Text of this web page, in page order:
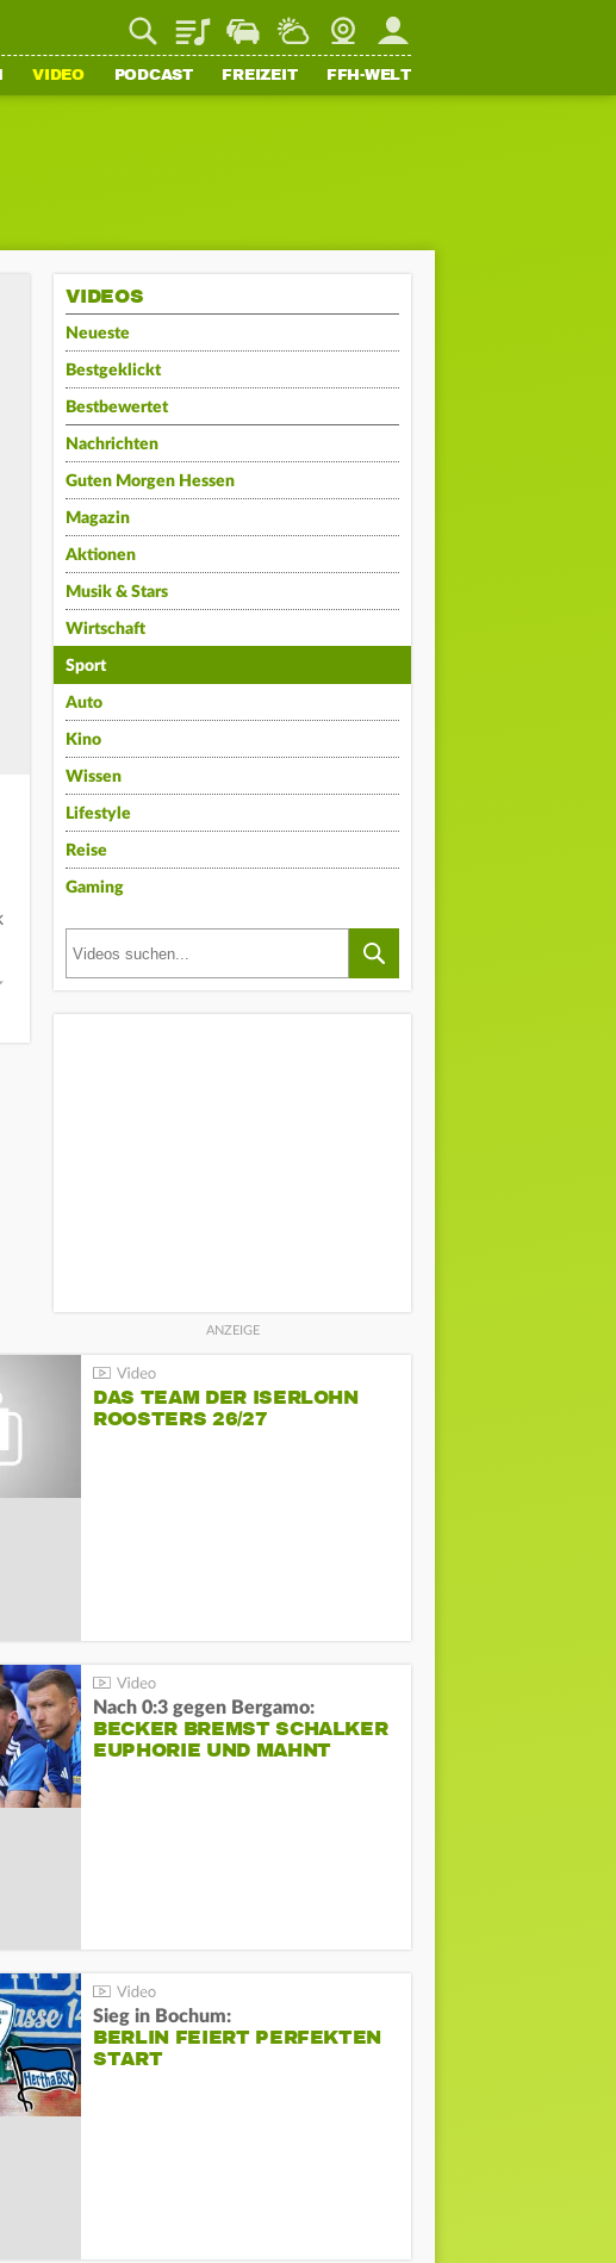
PlaylistStaupilotWetterWebcamMein FFH
VIDEO PODCAST FREIZEIT FFH-WELT
VIDEOS
Neueste
Bestgeklickt
Bestbewertet
Nachrichten
Guten Morgen Hessen
Magazin
Aktionen
Musik & Stars
Wirtschaft
Sport
Auto
Kino
Wissen
Lifestyle
Reise
Gaming
DAS TEAM DER ISERLOHN
ROOSTERS 26/27
Nach 0:3 gegen Bergamo:
BECKER BREMST SCHALKER
EUPHORIE UND MAHNT
Sieg in Bochum:
BERLIN FEIERT PERFEKTEN
START